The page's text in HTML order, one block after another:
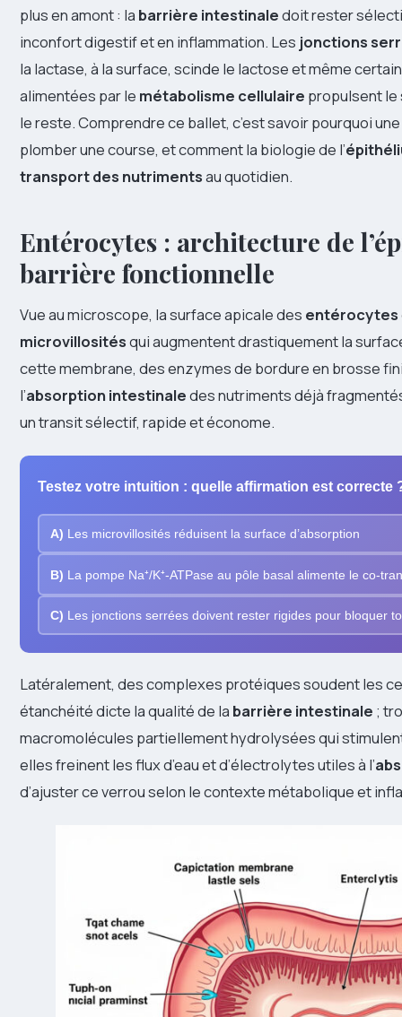
plus en amont : la barrière intestinaledoit rester
inconfort digestif et en inflammation. Les jonctions
la lactase, à la surface, scinde le lactose et même
alimentées par le métabolisme cellulaire propulsent le
le reste. Comprendre ce ballet, c’est savoir pourquoi
plomber une course, et comment la biologie de l’
transport des nutrimentsau quotidien.
Entérocytes : architecture de
barrière fonctionnelle
Vue au microscope, la surface apicale des entérocytes
microvillositésqui augmentent drastiquement la
cette membrane, des enzymes de bordure en brosse
l’absorption intestinaledes nutriments déjà
un transit sélectif, rapide et économe.
Testez votre intuition : quelle affirmation est correcte
A) Les microvillosités réduisent la surface d’absorption
B) La pompe Na⁺/K⁺-ATPase au pôle basal alimente le co-
C) Les jonctions serrées doivent rester rigides pour bloquer
Latéralement, des complexes protéiques soudent les
étanchéité dicte la qualité de la barrière intestinale ;
macromolécules partiellement hydrolysées qui
elles freinent les flux d’eau et d’électrolytes utiles à l’
d’ajuster ce verrou selon le contexte métabolique et